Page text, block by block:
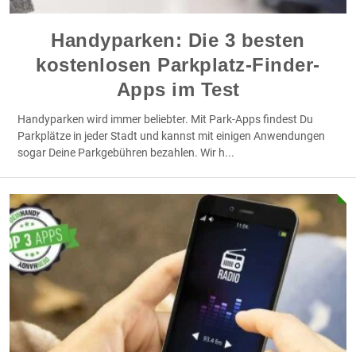
Handyparken: Die 3 besten
kostenlosen Parkplatz-Finder-
Apps im Test
Handyparken wird immer beliebter. Mit Park-Apps findest Du
Parkplätze in jeder Stadt und kannst mit einigen Anwendungen
sogar Deine Parkgebühren bezahlen. Wir h...